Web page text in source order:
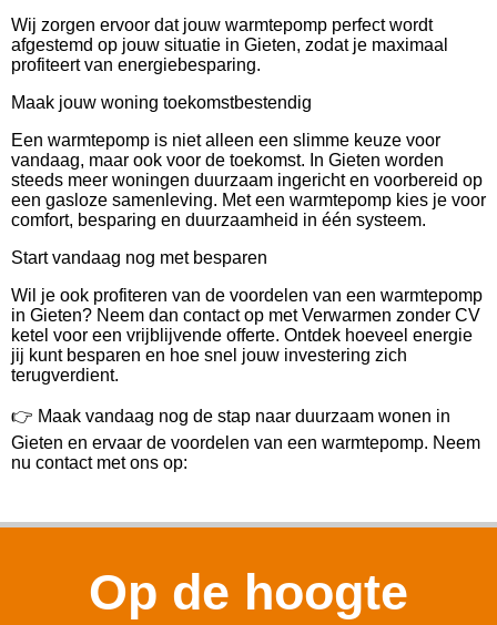
Wij zorgen ervoor dat jouw warmtepomp perfect wordt
afgestemd op jouw situatie in Gieten, zodat je maximaal
profiteert van energiebesparing.
Maak jouw woning toekomstbestendig
Een warmtepomp is niet alleen een slimme keuze voor
vandaag, maar ook voor de toekomst. In Gieten worden
steeds meer woningen duurzaam ingericht en voorbereid op
een gasloze samenleving. Met een warmtepomp kies je voor
comfort, besparing en duurzaamheid in één systeem.
Start vandaag nog met besparen
Wil je ook profiteren van de voordelen van een warmtepomp
in Gieten? Neem dan contact op met Verwarmen zonder CV
ketel voor een vrijblijvende offerte. Ontdek hoeveel energie
jij kunt besparen en hoe snel jouw investering zich
terugverdient.
👉 Maak vandaag nog de stap naar duurzaam wonen in
Gieten en ervaar de voordelen van een warmtepomp. Neem
nu contact met ons op:
Op de hoogte